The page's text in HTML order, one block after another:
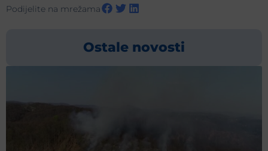
Podijelite na mrežama
Ostale novosti